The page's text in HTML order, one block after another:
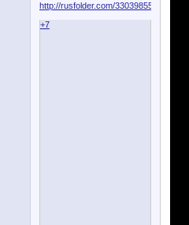
http://rusfolder.com/33039855
+7